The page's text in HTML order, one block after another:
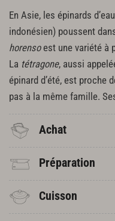
En Asie, les épinards
indonésien) poussent
horensoest une variété à
La tétragone, aussi
épinard d’été, est proche
pas à la même famille.
Achat
Préparation
Cuisson